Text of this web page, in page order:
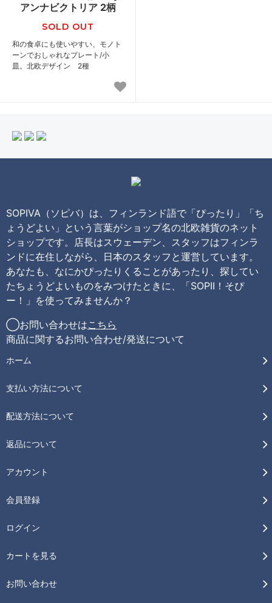
アンナビクトリア 2柄
SOLD OUT
和の食卓にも使いやすい、モノト
ーンでおしゃれなプレート/小
皿。北欧デザイン 2種
SOPIVA（ソピバ）は、フィンランド語で「ぴったり」「ち
ょうどよい」という言葉がショップ名の北欧雑貨のネット
ショップです。店長はスウェーデン、スタッフはフィンラ
ンドに在住しながら、日本のスタッフと運営しています。
あなたも、なにかぴったりくることがあったり、探してい
たちょうどよいものをみつけたときに、「SOPII！そぴ
ー！」を使ってみませんか？
◯お問い合わせはこちら
商品に関するお問い合わせ/発送について
ホーム
支払い方法について
配送方法について
返品について
アカウント
会員登録
ログイン
カートを見る
お問い合わせ